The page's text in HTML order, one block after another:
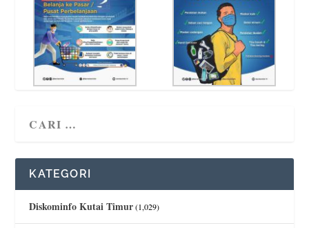
KATEGORI
Diskominfo Kutai Timur(1,029)